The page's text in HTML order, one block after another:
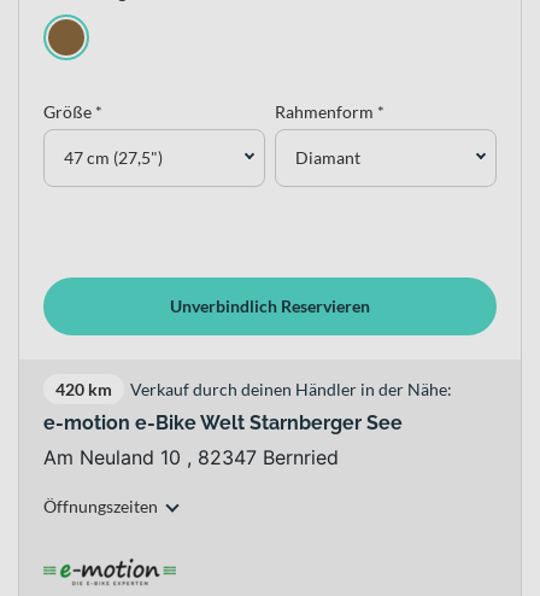
Größe *
47 cm (27,5")
Rahmenform *
Diamant
Unverbindlich Reservieren
420 km Verkauf durch deinen Händler in der Nähe:
e-motion e-Bike Welt Starnberger See
Am Neuland 10 , 82347 Bernried
Öffnungszeiten